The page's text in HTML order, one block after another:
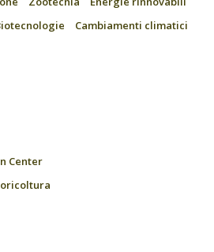
Cambiamenti climatici
Center